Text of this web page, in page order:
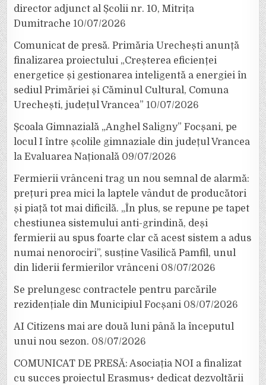
director adjunct al Școlii nr. 10, Mitrița
Dumitrache 10/07/2026
Comunicat de presă. Primăria Urechești anunță
finalizarea proiectului „Creșterea eficienței
energetice și gestionarea inteligentă a energiei în
sediul Primăriei și Căminul Cultural, Comuna
Urechești, județul Vrancea” 10/07/2026
Școala Gimnazială „Anghel Saligny” Focșani, pe
locul I între școlile gimnaziale din județul Vrancea
la Evaluarea Națională 09/07/2026
Fermierii vrânceni trag un nou semnal de alarmă:
prețuri prea mici la laptele vândut de producători
și piață tot mai dificilă. „În plus, se repune pe tapet
chestiunea sistemului anti-grindină, deși
fermierii au spus foarte clar că acest sistem a adus
numai nenorociri”, susține Vasilică Pamfil, unul
din liderii fermierilor vrânceni 08/07/2026
Se prelungesc contractele pentru parcările
rezidențiale din Municipiul Focșani 08/07/2026
AI Citizens mai are două luni până la începutul
unui nou sezon. 08/07/2026
COMUNICAT DE PRESĂ: Asociația NOI a finalizat
cu succes proiectul Erasmus+ dedicat dezvoltării